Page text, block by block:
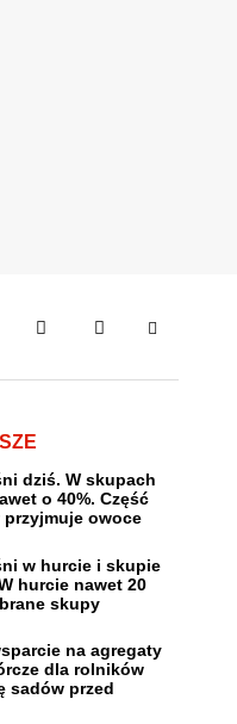
dziś. W skupach
o 40%. Część
owoce
w hurcie i skupie
hurcie nawet 20
skupy
na agregaty
dla rolników
sadów przed